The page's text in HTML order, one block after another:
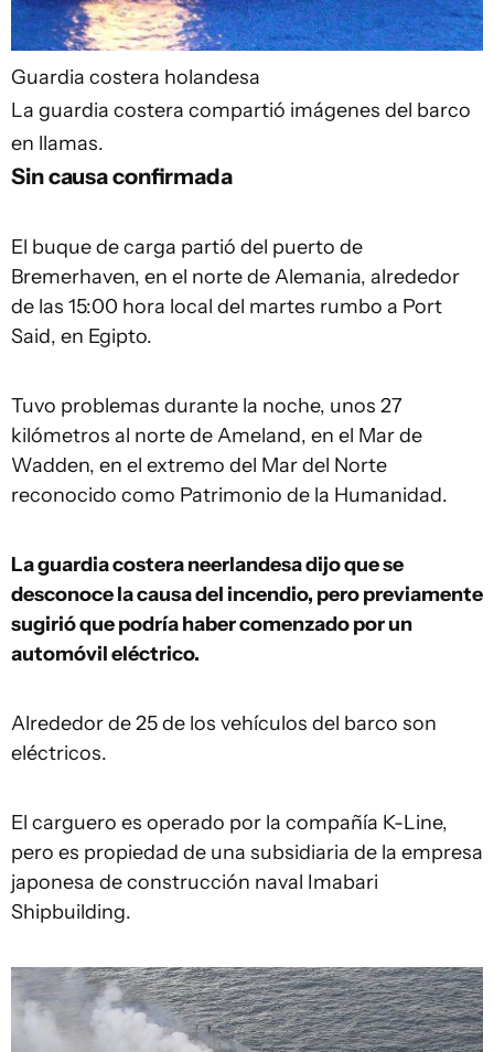
Guardia costera holandesa
La guardia costera compartió imágenes del barco
en llamas.
Sin causa confirmada
El buque de carga partió del puerto de
Bremerhaven, en el norte de Alemania, alrededor
de las 15:00 hora local del martes rumbo a Port
Said, en Egipto.
Tuvo problemas durante la noche, unos 27
kilómetros al norte de Ameland, en el Mar de
Wadden, en el extremo del Mar del Norte
reconocido como Patrimonio de la Humanidad.
La guardia costera neerlandesa dijo que se
desconoce la causa del incendio, pero previamente
sugirió que podría haber comenzado por un
automóvil eléctrico.
Alrededor de 25 de los vehículos del barco son
eléctricos.
El carguero es operado por la compañía K-Line,
pero es propiedad de una subsidiaria de la empresa
japonesa de construcción naval Imabari
Shipbuilding.